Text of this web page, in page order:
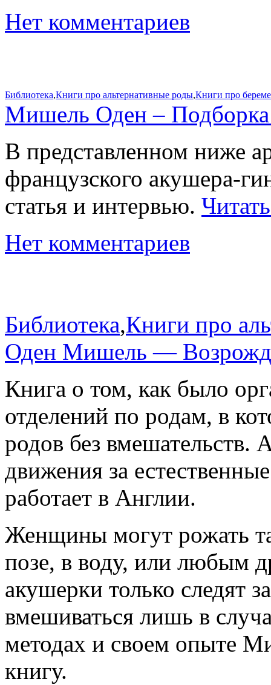
Нет комментариев
Библиотека,Книги про альтернативные роды,Книги про
Мишель Оден –
В представленном ниже
французского акушера-
статья и интервью.
Нет комментариев
Библиотека,Книги про
Оден Мишель —
Книга о том, как было
отделений по родам, в
родов без
движения за
работает в Англии.
Женщины могут рожать
позе, в воду, или любым
акушерки только следят
вмешиваться лишь в
методах и своем опыте
книгу.